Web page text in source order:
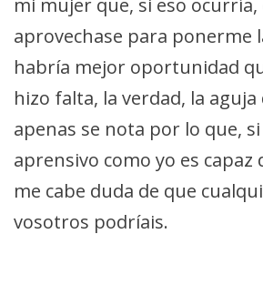
mi mujer que, si eso ocurría,
aprovechase para ponerme
habría mejor oportunidad
hizo falta, la verdad, la aguja
apenas se nota por lo que,
aprensivo como yo es capaz
me cabe duda de que
vosotros podríais.